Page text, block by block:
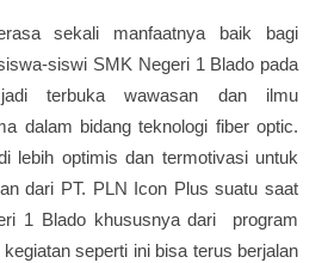
sekali manfaatnya baik bagi
siswi SMK Negeri 1 Blado pada
terbuka wawasan dan ilmu
dalam bidang teknologi fiber optic.
lebih optimis dan termotivasi untuk
dari PT. PLN Icon Plus suatu saat
1 Blado khususnya dari program
seperti ini bisa terus berjalan